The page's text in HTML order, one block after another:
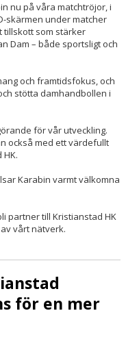
nu på våra matchtröjor, i
skärmen under matcher
tillskott som stärker
Dam – både sportsligt och
och framtidsfokus, och
stötta damhandbollen i
för vår utveckling.
också med ett värdefullt
Karabin varmt välkomna
partner till Kristianstad HK
vårt nätverk.
för en mer